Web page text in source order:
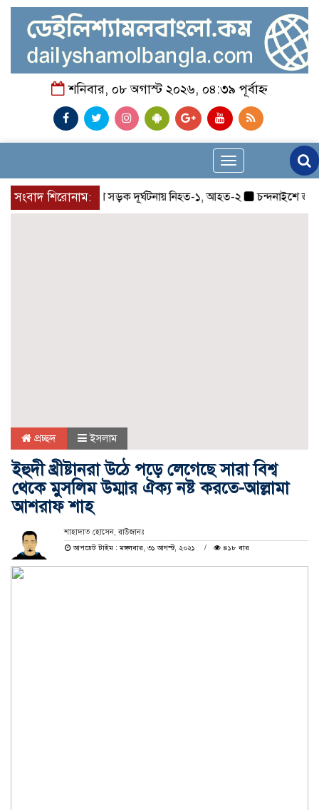
শনিবার, ০৮ অগাস্ট ২০২৬, ০৪:৩৯ পূর্বাহ্ন
Toggle
navigation
সংবাদ শিরোনাম:
চন্দনাইশে সড়ক দূর্ঘটনায় নিহত-১, আহত-২ চন্দনাইশে জুলাই
প্রচ্ছদ ইসলাম
ইহুদী খ্রীষ্টানরা উঠে পড়ে লেগেছে সারা বিশ্ব
থেকে মুসলিম উম্মার ঐক্য নষ্ট করতে-আল্লামা
আশরাফ শাহ
শাহাদাত হোসেন, রাউজানঃ
আপডেট টাইম : মঙ্গলবার, ৩১ আগস্ট, ২০২১
৪১৮ বার